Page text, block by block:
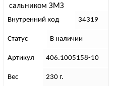
сальником ЗМЗ
Внутренний код 34319
Статус В наличии
Артикул 406.1005158-10
Вес 230 г.